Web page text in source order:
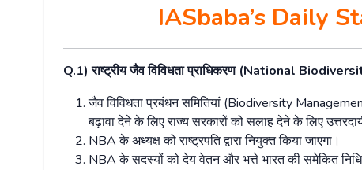
IASbaba’s Daily
Q.1)राष्ट्रीयजैवविविधताप्राधिकरण(National
जैवविविधताप्रबंधनसमितियां (Biodiversity
बढ़ावादेनेकेलिएराज्यसरकारोंकोसलाहदेनेकेलिए
NBAकेअध्यक्षकोराष्ट्रपतिद्वारानियुक्तकियाजाएगा।
NBA केसदस्योंकोदेयवेतनऔरभत्तेभारतकीसमेकितनिधि